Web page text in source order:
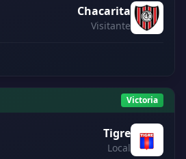
Chacarita
Visitante
Victoria
Tigre
Local